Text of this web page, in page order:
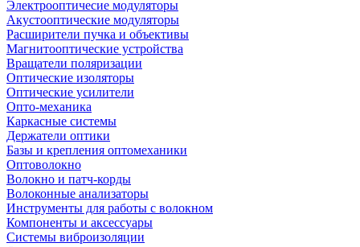
Электрооптичесие модуляторы
Акустооптические модуляторы
Расширители пучка и объективы
Магнитооптические устройства
Вращатели поляризации
Оптические изоляторы
Оптические усилители
Опто-механика
Каркасные системы
Держатели оптики
Базы и крепления оптомеханики
Оптоволокно
Волокно и патч-корды
Волоконные анализаторы
Инструменты для работы с волокном
Компоненты и аксессуары
Системы виброизоляции